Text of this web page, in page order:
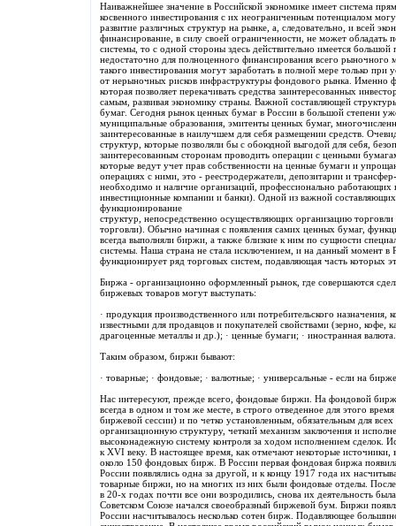
Наиважнейшее значение в Российской экономике имеет система
косвенного инвестирования с их неограниченным потенциалом
развитие различных структур на рынке, а, следовательно, и всей
финансирование, в силу своей ограниченности, не может обладать
системы, то с одной стороны здесь действительно имеется большой
недостаточно для полноценного финансирования всего
такого инвестирования могут заработать в полной мере только
от нерыночных рисков инфраструктуры фондового рынка. Именно
которая позволяет перекачивать средства заинтересованных
самым, развивая экономику страны. Важной составляющей
бумаг. Сегодня рынок ценных бумаг в России в большой степени
муниципальные образования, эмитенты ценных бумаг,
заинтересованные в наилучшем для себя размещении средств.
структур, которые позволяли бы с обоюдной выгодой для себя,
заинтересованным сторонам проводить операции с ценными
которые ведут учет прав собственности на ценные бумаги и
операциях с ними, это - реестродержатели, депозитарии и
необходимо и наличие организаций, профессионально работающих
инвестиционные компании и банки). Одной из важной
функционирование
структур, непосредственно осуществляющих организацию
торговли). Обычно начиная с появления самих ценных бумаг,
всегда выполняли биржи, а также близкие к ним по сущности
системы. Наша страна не стала исключением, и на данный момент в
функционирует ряд торговых систем, подавляющая часть которых
Биржа - организационно оформленный рынок, где совершаются
биржевых товаров могут выступать:
· продукция производственного или потребительского
известными для продавцов и покупателей свойствами (зерно, кофе,
драгоценные металлы и др.); · ценные бумаги; · иностранная валюта.
Таким образом, биржи бывают:
· товарные; · фондовые; · валютные; · универсальные - если на
Нас интересуют, прежде всего, фондовые биржи. На фондовой
всегда в одном и том же месте, в строго отведенное для этого
биржевой сессии) и по четко установленным, обязательным для
организационную структуру, четкий механизм заключения и
высоконадежную систему контроля за ходом исполнением сделок.
к XVI веку. В настоящее время, как отмечают некоторые источники,
около 150 фондовых бирж. В России первая фондовая биржа
России появлялись одна за другой, и к концу 1917 года их
товарные биржи, но на многих из них были фондовые отделы.
в 20-х годах почти все они возродились, снова их деятельность
Советском Союзе начался своеобразный биржевой бум. Биржи
России насчитывалось несколько сотен бирж. Подавляющее